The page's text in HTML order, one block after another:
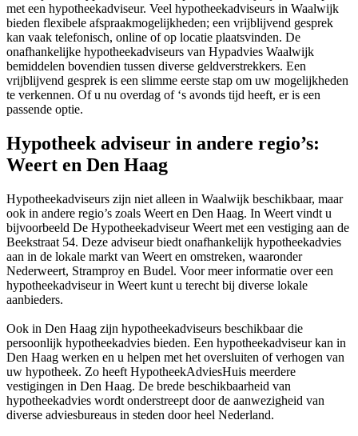
met een hypotheekadviseur. Veel hypotheekadviseurs in Waalwijk
bieden flexibele afspraakmogelijkheden; een vrijblijvend gesprek
kan vaak telefonisch, online of op locatie plaatsvinden. De
onafhankelijke hypotheekadviseurs van Hypadvies Waalwijk
bemiddelen bovendien tussen diverse geldverstrekkers. Een
vrijblijvend gesprek is een slimme eerste stap om uw mogelijkheden
te verkennen. Of u nu overdag of ‘s avonds tijd heeft, er is een
passende optie.
Hypotheek adviseur in andere regio’s:
Weert en Den Haag
Hypotheekadviseurs zijn niet alleen in Waalwijk beschikbaar, maar
ook in andere regio’s zoals Weert en Den Haag. In Weert vindt u
bijvoorbeeld De Hypotheekadviseur Weert met een vestiging aan de
Beekstraat 54. Deze adviseur biedt onafhankelijk hypotheekadvies
aan in de lokale markt van Weert en omstreken, waaronder
Nederweert, Stramproy en Budel. Voor meer informatie over een
hypotheekadviseur in Weert kunt u terecht bij diverse lokale
aanbieders.
Ook in Den Haag zijn hypotheekadviseurs beschikbaar die
persoonlijk hypotheekadvies bieden. Een hypotheekadviseur kan in
Den Haag werken en u helpen met het oversluiten of verhogen van
uw hypotheek. Zo heeft HypotheekAdviesHuis meerdere
vestigingen in Den Haag. De brede beschikbaarheid van
hypotheekadvies wordt onderstreept door de aanwezigheid van
diverse adviesbureaus in steden door heel Nederland.